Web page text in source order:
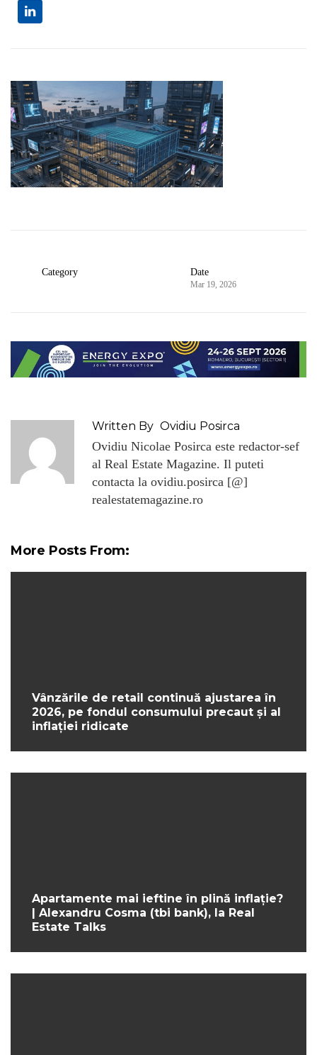
Category Date
Mar 19, 2026
Written By Ovidiu Posirca
Ovidiu Nicolae Posirca este redactor-sef
al Real Estate Magazine. Il puteti
contacta la ovidiu.posirca [@]
realestatemagazine.ro
More Posts From:
Vânzările de retail continuă ajustarea în
2026, pe fondul consumului precaut și al
inflației ridicate
Apartamente mai ieftine în plină inflație?
| Alexandru Cosma (tbi bank), la Real
Estate Talks